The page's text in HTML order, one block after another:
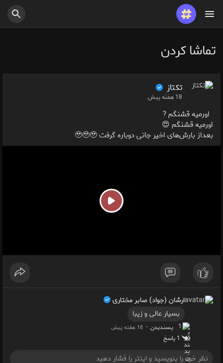
تماشا کردن
تکتاز ‌
18 هفته پیش
اورمیه قشنگم ?
اورمیه قشنگم 😍
بعداز بارش‌های اخیر جانی دوباره گرفت 🥹🥹🥹
y
ارشان (جواد) صابر مختاری
بسیار عالی و زیبا
1 پسندیدن · 18 هفته پیش